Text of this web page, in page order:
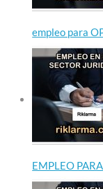
empleo para
EMPLEO